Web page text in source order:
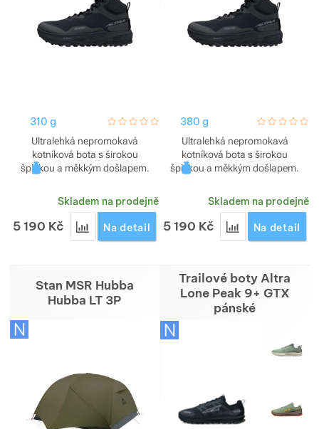
310 g hodnoceni_zakazniku
0 / 5
Ultralehká nepromokavá
kotníková bota s širokou
špičkou a měkkým došlapem.
Skladem na prodejně
5 190 Kč Přidat 'Trailové boty Altra Timp 6 Mid GTX
Na detail
380 g
0 / 5
Ultralehká nepromokavá
kotníková bota s širokou
špičkou a měkkým došlapem.
Skladem na prodejně
5 190 Kč Přidat 'Trailové
Na detail
Stan MSR Hubba
Hubba LT 3P
Trailové boty Altra
Lone Peak 9+ GTX
pánské